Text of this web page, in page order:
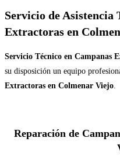
Servicio de Asistencia
Extractoras en
Servicio Técnico en Campanas
su disposición un equipo
Extractoras en Colmenar Viejo.
Reparación de